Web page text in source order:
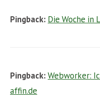
Pingback: Die Woche in
Pingback:Webworker:
affin.de